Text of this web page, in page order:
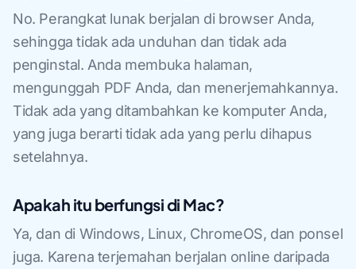
No. Perangkat lunak berjalan di browser Anda,
sehingga tidak ada unduhan dan tidak ada
penginstal. Anda membuka halaman,
mengunggah PDF Anda, dan menerjemahkannya.
Tidak ada yang ditambahkan ke komputer Anda,
yang juga berarti tidak ada yang perlu dihapus
setelahnya.
Apakah itu berfungsi di Mac?
Ya, dan di Windows, Linux, ChromeOS, dan ponsel
juga. Karena terjemahan berjalan online daripada